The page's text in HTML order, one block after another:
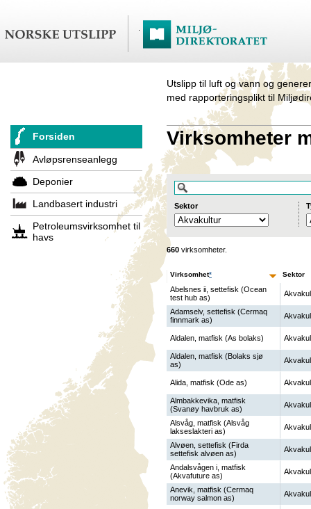
Utslipp til luft og vann og
med rapporteringsplikt til
Forsiden
Avløpsrenseanlegg
Deponier
Landbasert industri
Petroleumsvirksomhet til
havs
Virksomheter
Sektor
660 virksomheter.
Virksomhet* Sektor
Abelsnes ii, settefisk (Ocean
test hub as)
Adamselv, settefisk (Cermaq
finnmark as)
Aldalen, matfisk (As bolaks)
Aldalen, matfisk (Bolaks sjø
as)
Alida, matfisk (Ode as)
Almbakkevika, matfisk
(Svanøy havbruk as)
Alsvåg, matfisk (Alsvåg
lakseslakteri as)
Alvøen, settefisk (Firda
settefisk alvøen as)
Andalsvågen i, matfisk
(Akvafuture as)
Anevik, matfisk (Cermaq
norway salmon as)